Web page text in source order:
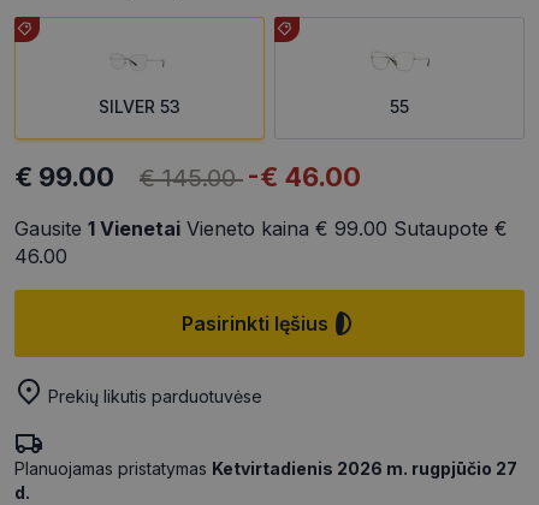
SILVER 53 55
€ 99.00 € 145.00 -€ 46.00
Gausite 1 Vienetai Vieneto kaina € 99.00 Sutaupote €
46.00
Pasirinkti lęšius
Prekių likutis parduotuvėse
Planuojamas pristatymas Ketvirtadienis 2026 m. rugpjūčio 27
d.